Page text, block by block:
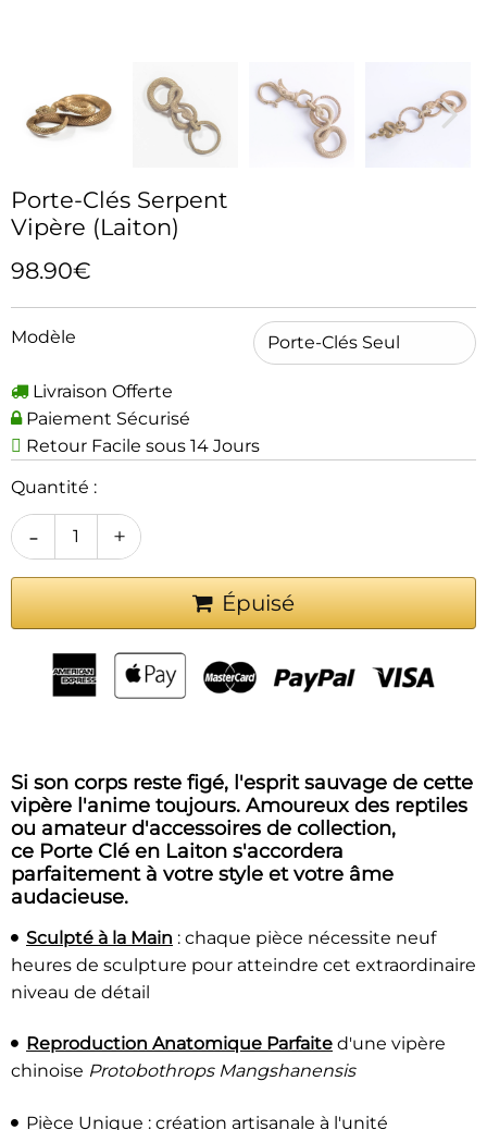
Porte-Clés Serpent
Vipère (Laiton)
98.90€
Modèle
Livraison Offerte
Paiement Sécurisé
Retour Facile sous 14 Jours
Quantité :
+
-
Épuisé
Si son corps reste figé, l'esprit sauvage de cette
vipère l'anime toujours. Amoureux des reptiles
ou amateur d'accessoires de collection,
ce Porte Clé en Laiton s'accordera
parfaitement à votre style et votre âme
audacieuse.
Sculpté à la Main : chaque pièce nécessite neuf
heures de sculpture pour atteindre cet extraordinaire
niveau de détail
Reproduction Anatomique Parfaite d'une vipère
chinoise Protobothrops Mangshanensis
Pièce Unique : création artisanale à l'unité